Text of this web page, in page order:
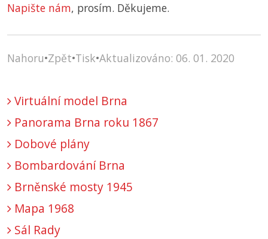
Napište nám, prosím. Děkujeme.
Nahoru•Zpět•Tisk•Aktualizováno: 06. 01. 2020
Virtuální model Brna
Panorama Brna roku 1867
Dobové plány
Bombardování Brna
Brněnské mosty 1945
Mapa 1968
Sál Rady